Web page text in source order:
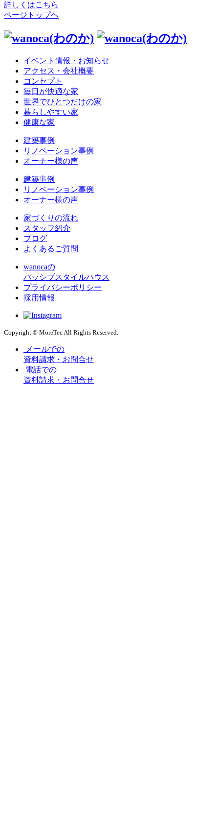
詳しくはこちら
ページトップヘ
イベント情報・お知らせ
アクセス・会社概要
コンセプト
毎日が快適な家
世界でひとつだけの家
暮らしやすい家
健康な家
建築事例
リノベーション事例
オーナー様の声
建築事例
リノベーション事例
オーナー様の声
家づくりの流れ
スタッフ紹介
ブログ
よくあるご質問
wanocaの
パッシブスタイルハウス
プライバシーポリシー
採用情報
Copyright © MoreTec All Rights Reserved.
メールでの
資料請求・お問合せ
電話での
資料請求・お問合せ